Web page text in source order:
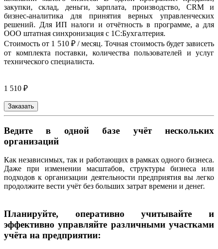
закупки, склад, деньги, зарплата, производство, CRM и
бизнес-аналитика для принятия верных управленческих
решений. Для ИП налоги и отчётность в программе, а для
ООО штатная синхронизация с 1С:Бухгалтерия.
Стоимость от 1 510 ₽ / месяц. Точная стоимость будет зависеть
от комплекта поставки, количества пользователей и услуг
технического специалиста.
1 510 ₽
Заказать
Ведите в одной базе учёт нескольких
организаций
Как независимых, так и работающих в рамках одного бизнеса.
Даже при изменении масштабов, структуры бизнеса или
подходов к организации деятельности предприятия вы легко
продолжите вести учёт без больших затрат времени и денег.
Планируйте, оперативно учитывайте и
эффективно управляйте различными участками
учёта на предприятии: